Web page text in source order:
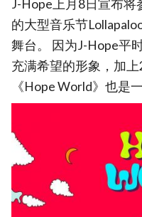
J-Hope上月8日宣布
的大型音乐节
舞台。 因为J-Hope平
充满希望的形象，加
《Hope World》也是